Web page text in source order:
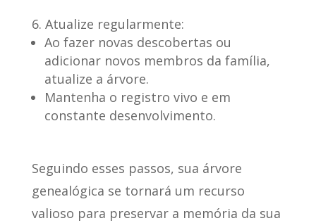
Atualize regularmente:
Ao fazer novas descobertas ou
adicionar novos membros da família,
atualize a árvore.
Mantenha o registro vivo e em
constante desenvolvimento.
Seguindo esses passos, sua árvore
genealógica se tornará um recurso
valioso para preservar a memória da sua